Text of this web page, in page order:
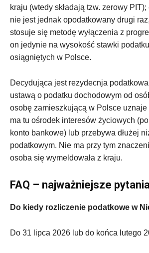
kraju (wtedy składają tzw. zerowy
nie jest jednak opodatkowany drugi
stosuje się metodę wyłączenia z
on jedynie na wysokość stawki
osiągniętych w Polsce.
Decydująca jest rezydecnja
ustawą o podatku dochodowym od
osobę zamieszkującą w Polsce uznaje
ma tu ośrodek interesów życiowych
konto bankowe) lub przebywa dłużej
podatkowym. Nie ma przy tym
osoba się wymeldowała z kraju.
FAQ – najważniejsze
Do kiedy rozliczenie podatkowe w
Do 31 lipca 2026 lub do końca lutego